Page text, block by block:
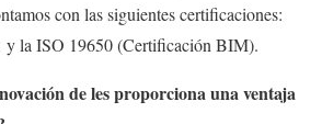
con las siguientes certificaciones:
y la ISO 19650 (Certificación BIM).
de les proporciona una ventaja